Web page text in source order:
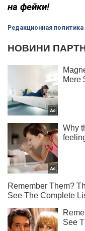
на фейки!
Редакционная политика